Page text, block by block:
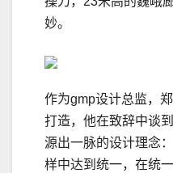
妙。
作为gmp设计总监，
打造，他在致辞中谈
源出一脉的设计理念
样中达到统一，在统